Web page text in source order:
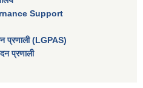
Support
प्रणाली (LGPAS)
प्रणाली